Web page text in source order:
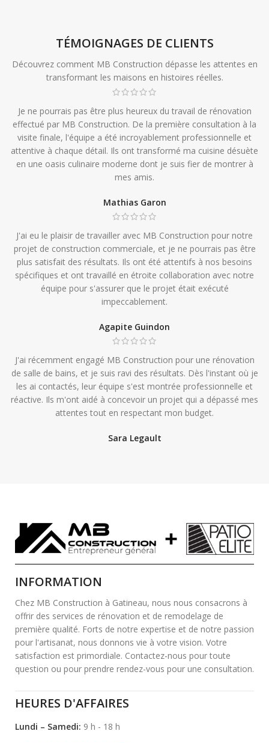
TÉMOIGNAGES DE CLIENTS
Découvrez comment MB Construction dépasse les attentes en
transformant les maisons en histoires réelles.
Je ne pourrais pas être plus heureux du travail de rénovation
effectué par MB Construction. De la première consultation à la
visite finale, l'équipe a été incroyablement professionnelle et
attentive à chaque détail. Ils ont transformé ma cuisine désuète
en une oasis culinaire moderne dont je suis fier de montrer à
mes amis.
Mathias Garon
J'ai eu le plaisir de travailler avec MB Construction pour notre
projet de construction commerciale, et je ne pourrais pas être
plus satisfait des résultats. Ils ont été attentifs à nos besoins
spécifiques et ont travaillé en étroite collaboration avec notre
équipe pour s'assurer que le projet était exécuté
impeccablement.
Agapite Guindon
J'ai récemment engagé MB Construction pour une rénovation
de salle de bains, et je suis ravi des résultats. Dès l'instant où je
les ai contactés, leur équipe s'est montrée professionnelle et
réactive. Ils m'ont aidé à concevoir un projet qui a dépassé mes
attentes tout en respectant mon budget.
Sara Legault
INFORMATION
Chez MB Construction à Gatineau, nous nous consacrons à
offrir des services de rénovation et de remodelage de
première qualité. Forts de notre expertise et de notre passion
pour l'artisanat, nous donnons vie à votre vision. Votre
satisfaction est primordiale. Contactez-nous pour toute
question ou pour prendre rendez-vous pour une consultation.
HEURES D'AFFAIRES
Lundi – Samedi: 9 h - 18 h